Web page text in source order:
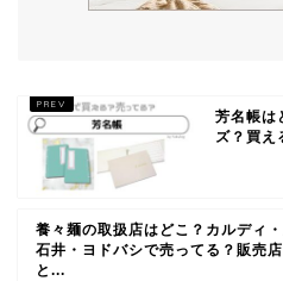
芳名帳は
ズ？買え
養々麺の取扱店はどこ？カルディ
石井・ヨドバシで売ってる？販売店
と...